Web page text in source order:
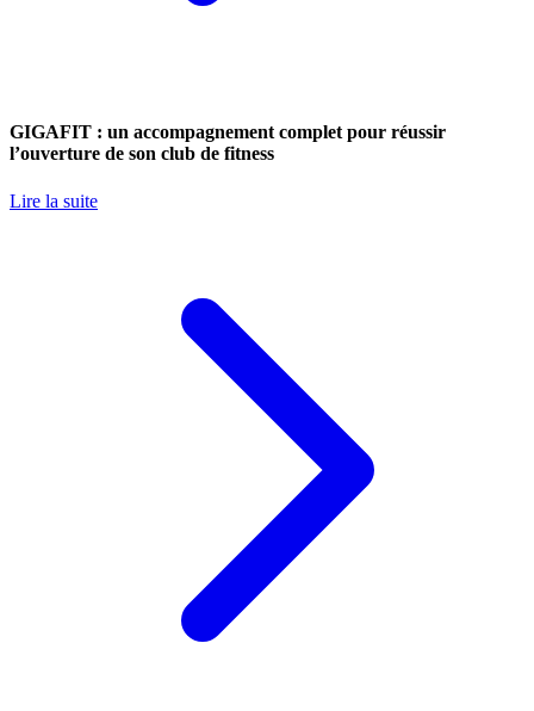
GIGAFIT : un accompagnement complet pour réussir
l’ouverture de son club de fitness
Lire la suite